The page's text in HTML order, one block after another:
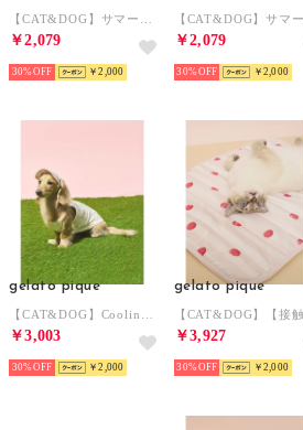
￥2,079
30% ￥2,000
￥2,079
30% ￥2,000
gelato pique
￥3,003
30% ￥2,000
gelato pique
￥3,927
30% ￥2,000